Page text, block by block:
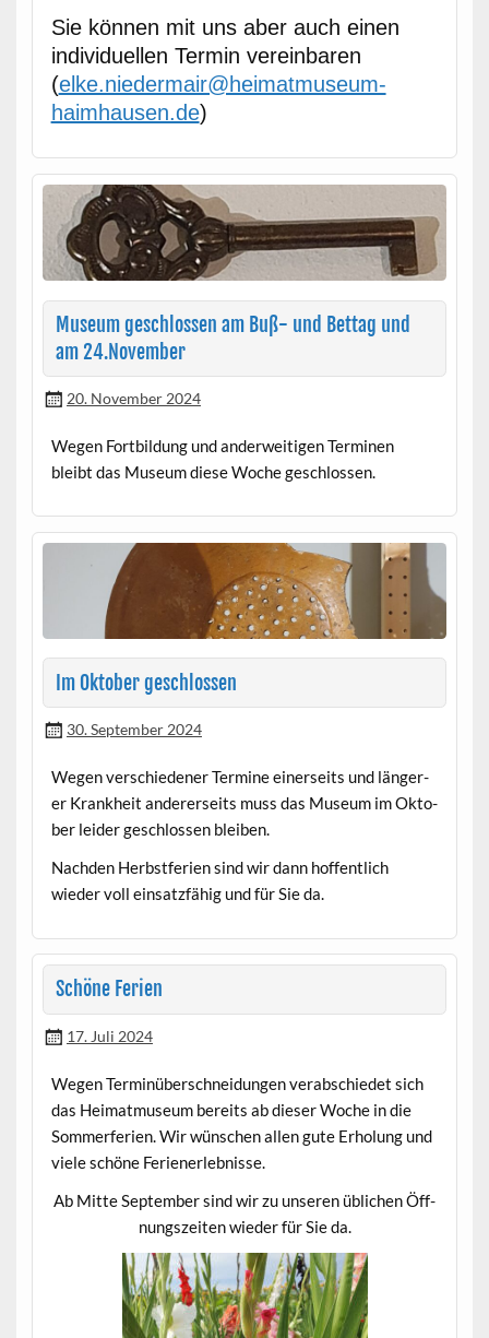
Sie kön­nen mit uns aber auch einen
indi­vidu­ellen Ter­min vere­in­baren
(elke.niedermair@heimatmuseum-
haimhausen.de)
Museum geschlossen am Buß- und Bettag und
am 24.November
20. November 2024
Wegen Fort­bil­dung und ander­weit­i­gen Ter­mi­nen
bleibt das Muse­um diese Woche geschlossen.
Im Oktober geschlossen
30. September 2024
Wegen ver­schieden­er Ter­mine ein­er­seits und län­ger­
er Krankheit ander­er­seits muss das Muse­um im Okto­
ber lei­der geschlossen bleiben.
Nach­den Herb­st­fe­rien sind wir dann hof­fentlich
wieder voll ein­satzfähig und für Sie da.
Schöne Ferien
17. Juli 2024
Wegen Ter­minüber­schnei­dun­gen ver­ab­schiedet sich
das Heimat­mu­se­um bere­its ab dieser Woche in die
Som­mer­fe­rien. Wir wün­schen allen gute Erhol­ung und
viele schöne Ferienerlebnisse.
Ab Mitte Sep­tem­ber sind wir zu unseren üblichen Öff­
nungszeit­en wieder für Sie da.